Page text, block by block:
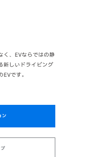
く、EVならではの静
新しいドライビング
です。
ン